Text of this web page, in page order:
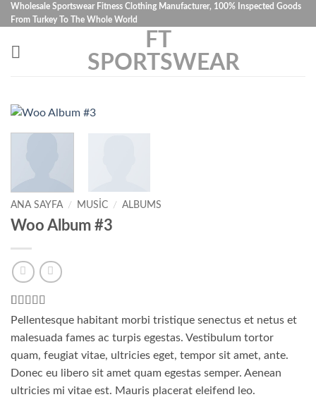
İçeriğe
atla
Wholesale Sportswear Fitness Clothing Manufacturer, 100% Inspected Goods
From Turkey To The Whole World
FT
SPORTSWEAR
ANA SAYFA / MUSIC / ALBUMS
Woo Album #3
2
müşteri
dayanarak
5
üzerinden
3.5puan
aldı
Pellentesque habitant morbi tristique senectus et netus et
malesuada fames ac turpis egestas. Vestibulum tortor
quam, feugiat vitae, ultricies eget, tempor sit amet, ante.
Donec eu libero sit amet quam egestas semper. Aenean
ultricies mi vitae est. Mauris placerat eleifend leo.